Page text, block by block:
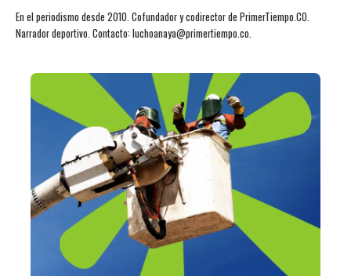
En el periodismo desde 2010. Cofundador y codirector de PrimerTiempo.CO.
Narrador deportivo. Contacto: luchoanaya@primertiempo.co.